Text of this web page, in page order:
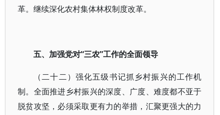
革。继续深化农村集体林权制度改革。
五、加强党对“三农”工作的全面领导
（二十二）强化五级书记抓乡村振兴的工作机
制。全面推进乡村振兴的深度、广度、难度都不亚于
脱贫攻坚，必须采取更有力的举措，汇聚更强大的力